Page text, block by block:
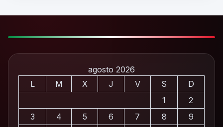
agosto 2026
L
M X J V S
D
1
2
3
4 5 6 7 8
9